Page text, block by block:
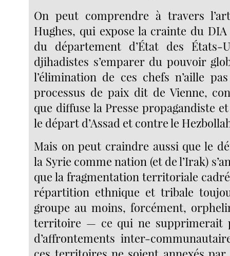
On peut comprendre à travers
Hughes, qui expose la crainte du
du département d’État des
djihadistes s’emparer du pouvoir
l’élimination de ces chefs n’aille
processus de paix dit de Vienne,
que diffuse la Presse propagandiste
le départ d’Assad et contre le
Mais on peut craindre aussi que le
la Syrie comme nation (et de l’Irak)
que la fragmentation territoriale
répartition ethnique et tribale
groupe au moins, forcément,
territoire — ce qui ne supprimerait
d’affrontements inter-